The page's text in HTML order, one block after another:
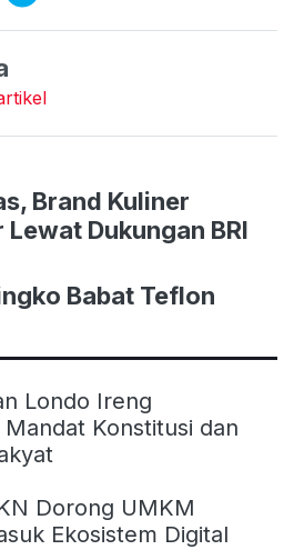
Brand Kuliner
Dukungan BRI
Babat Teflon
Londo Ireng
Konstitusi dan
Dorong UMKM
Ekosistem Digital